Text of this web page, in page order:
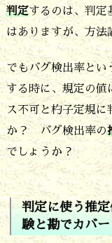
に
終
わ
っ
て
い
な
た
め
判定するのは、判定
はありますが、方
でもバグ検出率とい
する時に、規定の値
ス不可と杓子定規
か？ バグ検出率の
でしょうか？
判定に使う推
験と勘でカバ